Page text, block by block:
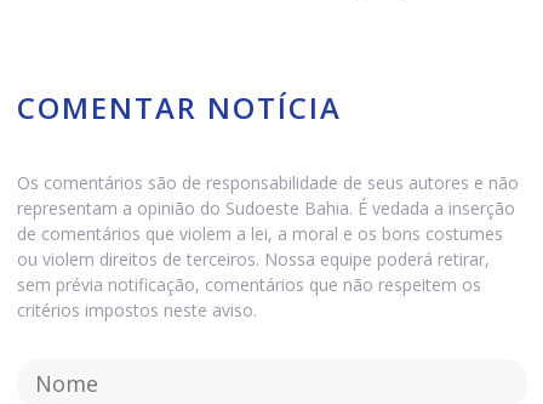
COMENTAR NOTÍCIA
Os comentários são de responsabilidade de seus autores e não
representam a opinião do Sudoeste Bahia. É vedada a inserção
de comentários que violem a lei, a moral e os bons costumes
ou violem direitos de terceiros. Nossa equipe poderá retirar,
sem prévia notificação, comentários que não respeitem os
critérios impostos neste aviso.